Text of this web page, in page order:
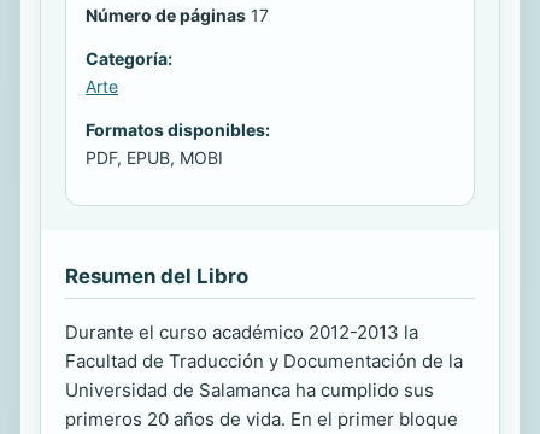
Número de páginas 17
Categoría:
Arte
Formatos disponibles:
PDF, EPUB, MOBI
Resumen del Libro
Durante el curso académico 2012-2013 la
Facultad de Traducción y Documentación de la
Universidad de Salamanca ha cumplido sus
primeros 20 años de vida. En el primer bloque